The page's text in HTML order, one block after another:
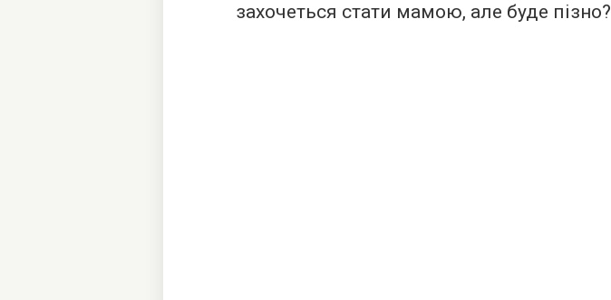
захочеться стати мамою, але буде пізно?